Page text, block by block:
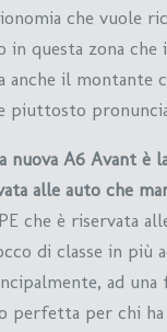
che vuole
in questa zona
anche il montante
piuttosto
nuova A6 Avant
alle auto che
che è riservata
di classe in più
ad
perfetta per chi